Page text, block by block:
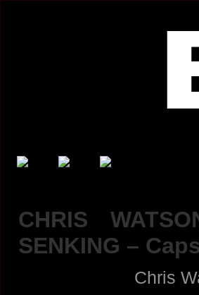
CHRIS
SENKING –
Chris